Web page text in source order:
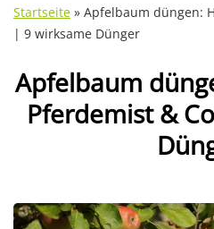
Startseite » Apfelbaum düngen:
| 9 wirksame Dünger
Apfelbaum
Pferdemist &